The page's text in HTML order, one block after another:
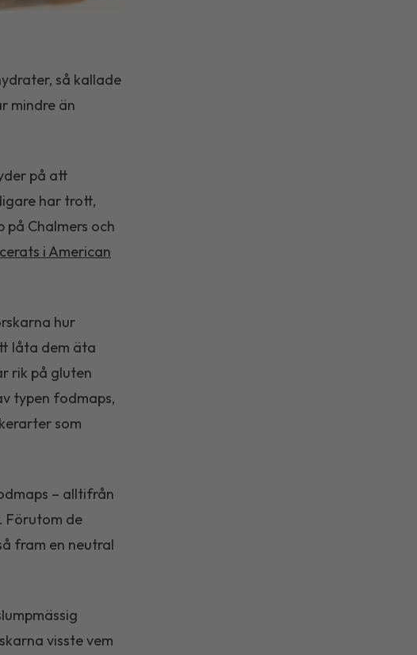
så kallade
mindre än
på att
har trott,
på Chalmers och
i American
hur
låta dem äta
rik på gluten
typen fodmaps,
som
– alltifrån
Förutom de
fram en neutral
visste vem